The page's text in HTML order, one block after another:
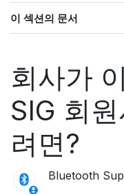
이 섹션의 문서
회사가
SIG 회
려면?
Bluetooth